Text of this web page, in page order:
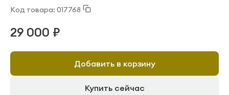
Код товара: 017768
29 000 ₽
Добавить в корзину
Купить сейчас